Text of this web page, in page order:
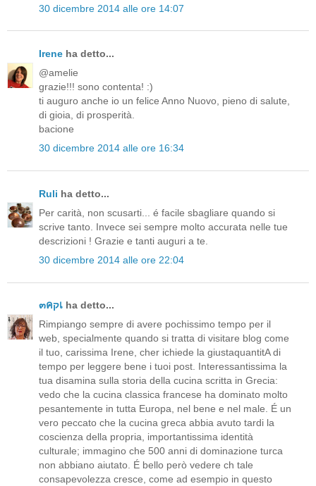
30 dicembre 2014 alle ore 14:07
Irene ha detto...
@amelie
grazie!!! sono contenta! :)
ti auguro anche io un felice Anno Nuovo, pieno di salute,
di gioia, di prosperità.
bacione
30 dicembre 2014 alle ore 16:34
Ruli ha detto...
Per carità, non scusarti... é facile sbagliare quando si
scrive tanto. Invece sei sempre molto accurata nelle tue
descrizioni ! Grazie e tanti auguri a te.
30 dicembre 2014 alle ore 22:04
๓คקเ ha detto...
Rimpiango sempre di avere pochissimo tempo per il
web, specialmente quando si tratta di visitare blog come
il tuo, carissima Irene, cher ichiede la giustaquantitA di
tempo per leggere bene i tuoi post. Interessantissima la
tua disamina sulla storia della cucina scritta in Grecia:
vedo che la cucina classica francese ha dominato molto
pesantemente in tutta Europa, nel bene e nel male. É un
vero peccato che la cucina greca abbia avuto tardi la
coscienza della propria, importantissima identità
culturale; immagino che 500 anni di dominazione turca
non abbiano aiutato. É bello però vedere ch tale
consapevolezza cresce, come ad esempio in questo